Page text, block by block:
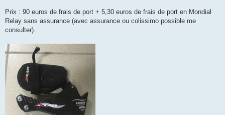
u
Prix : 90 euros de frais de port + 5,30 euros de frais de port en Mondial
Relay sans assurance (avec assurance ou colissimo possible me
consulter).